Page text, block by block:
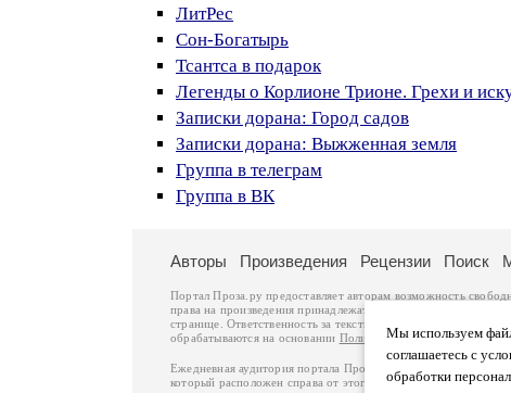
ЛитРес
Сон-Богатырь
Тсантса в подарок
Легенды о Корлионе Трионе. Грехи и
Записки дорана: Город садов
Записки дорана: Выжженная земля
Группа в телеграм
Группа в ВК
Мы используем
соглашаетесь с
обработки
Авторы Произведения Рецензии Поиск
Портал Проза.ру предоставляет авторам возможность
права на произведения принадлежат авторам и охраняются
странице. Ответственность за тексты произведений авторы
обрабатываются на основании Политики обработки
Ежедневная аудитория портала Проза.ру – порядка 100
который расположен справа от этого текста. В каждой графе